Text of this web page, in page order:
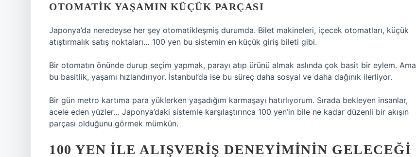
OTOMATIK YAŞAMIN KÜÇÜK PARÇASI
Japonya’da neredeyse her şey otomatikleşmiş durumda. Bilet makineleri, içecek otomatları, küçük
atıştırmalık satış noktaları… 100 yen bu sistemin en küçük giriş bileti gibi.
Bir otomatın önünde durup seçim yapmak, parayı atıp ürünü almak aslında çok basit bir eylem. Ama
bu basitlik, yaşamı hızlandırıyor. İstanbul’da ise bu süreç daha sosyal ve daha dağınık ilerliyor.
Bir gün metro kartıma para yüklerken yaşadığım karmaşayı hatırlıyorum. Sırada bekleyen insanlar,
acele eden yüzler… Japonya’daki sistemle karşılaştırınca 100 yen’in bile ne kadar düzenli bir akışın
parçası olduğunu görmek mümkün.
100 YEN ILE ALIŞVERIŞ DENEYIMININ GELECEĞI